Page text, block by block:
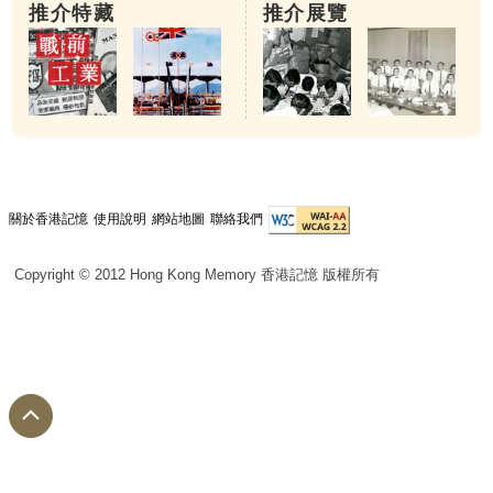
推介特藏 推介展覽
關於香港記憶 使用說明 網站地圖 聯絡我們
Copyright © 2012 Hong Kong Memory 香港記憶 版權所有